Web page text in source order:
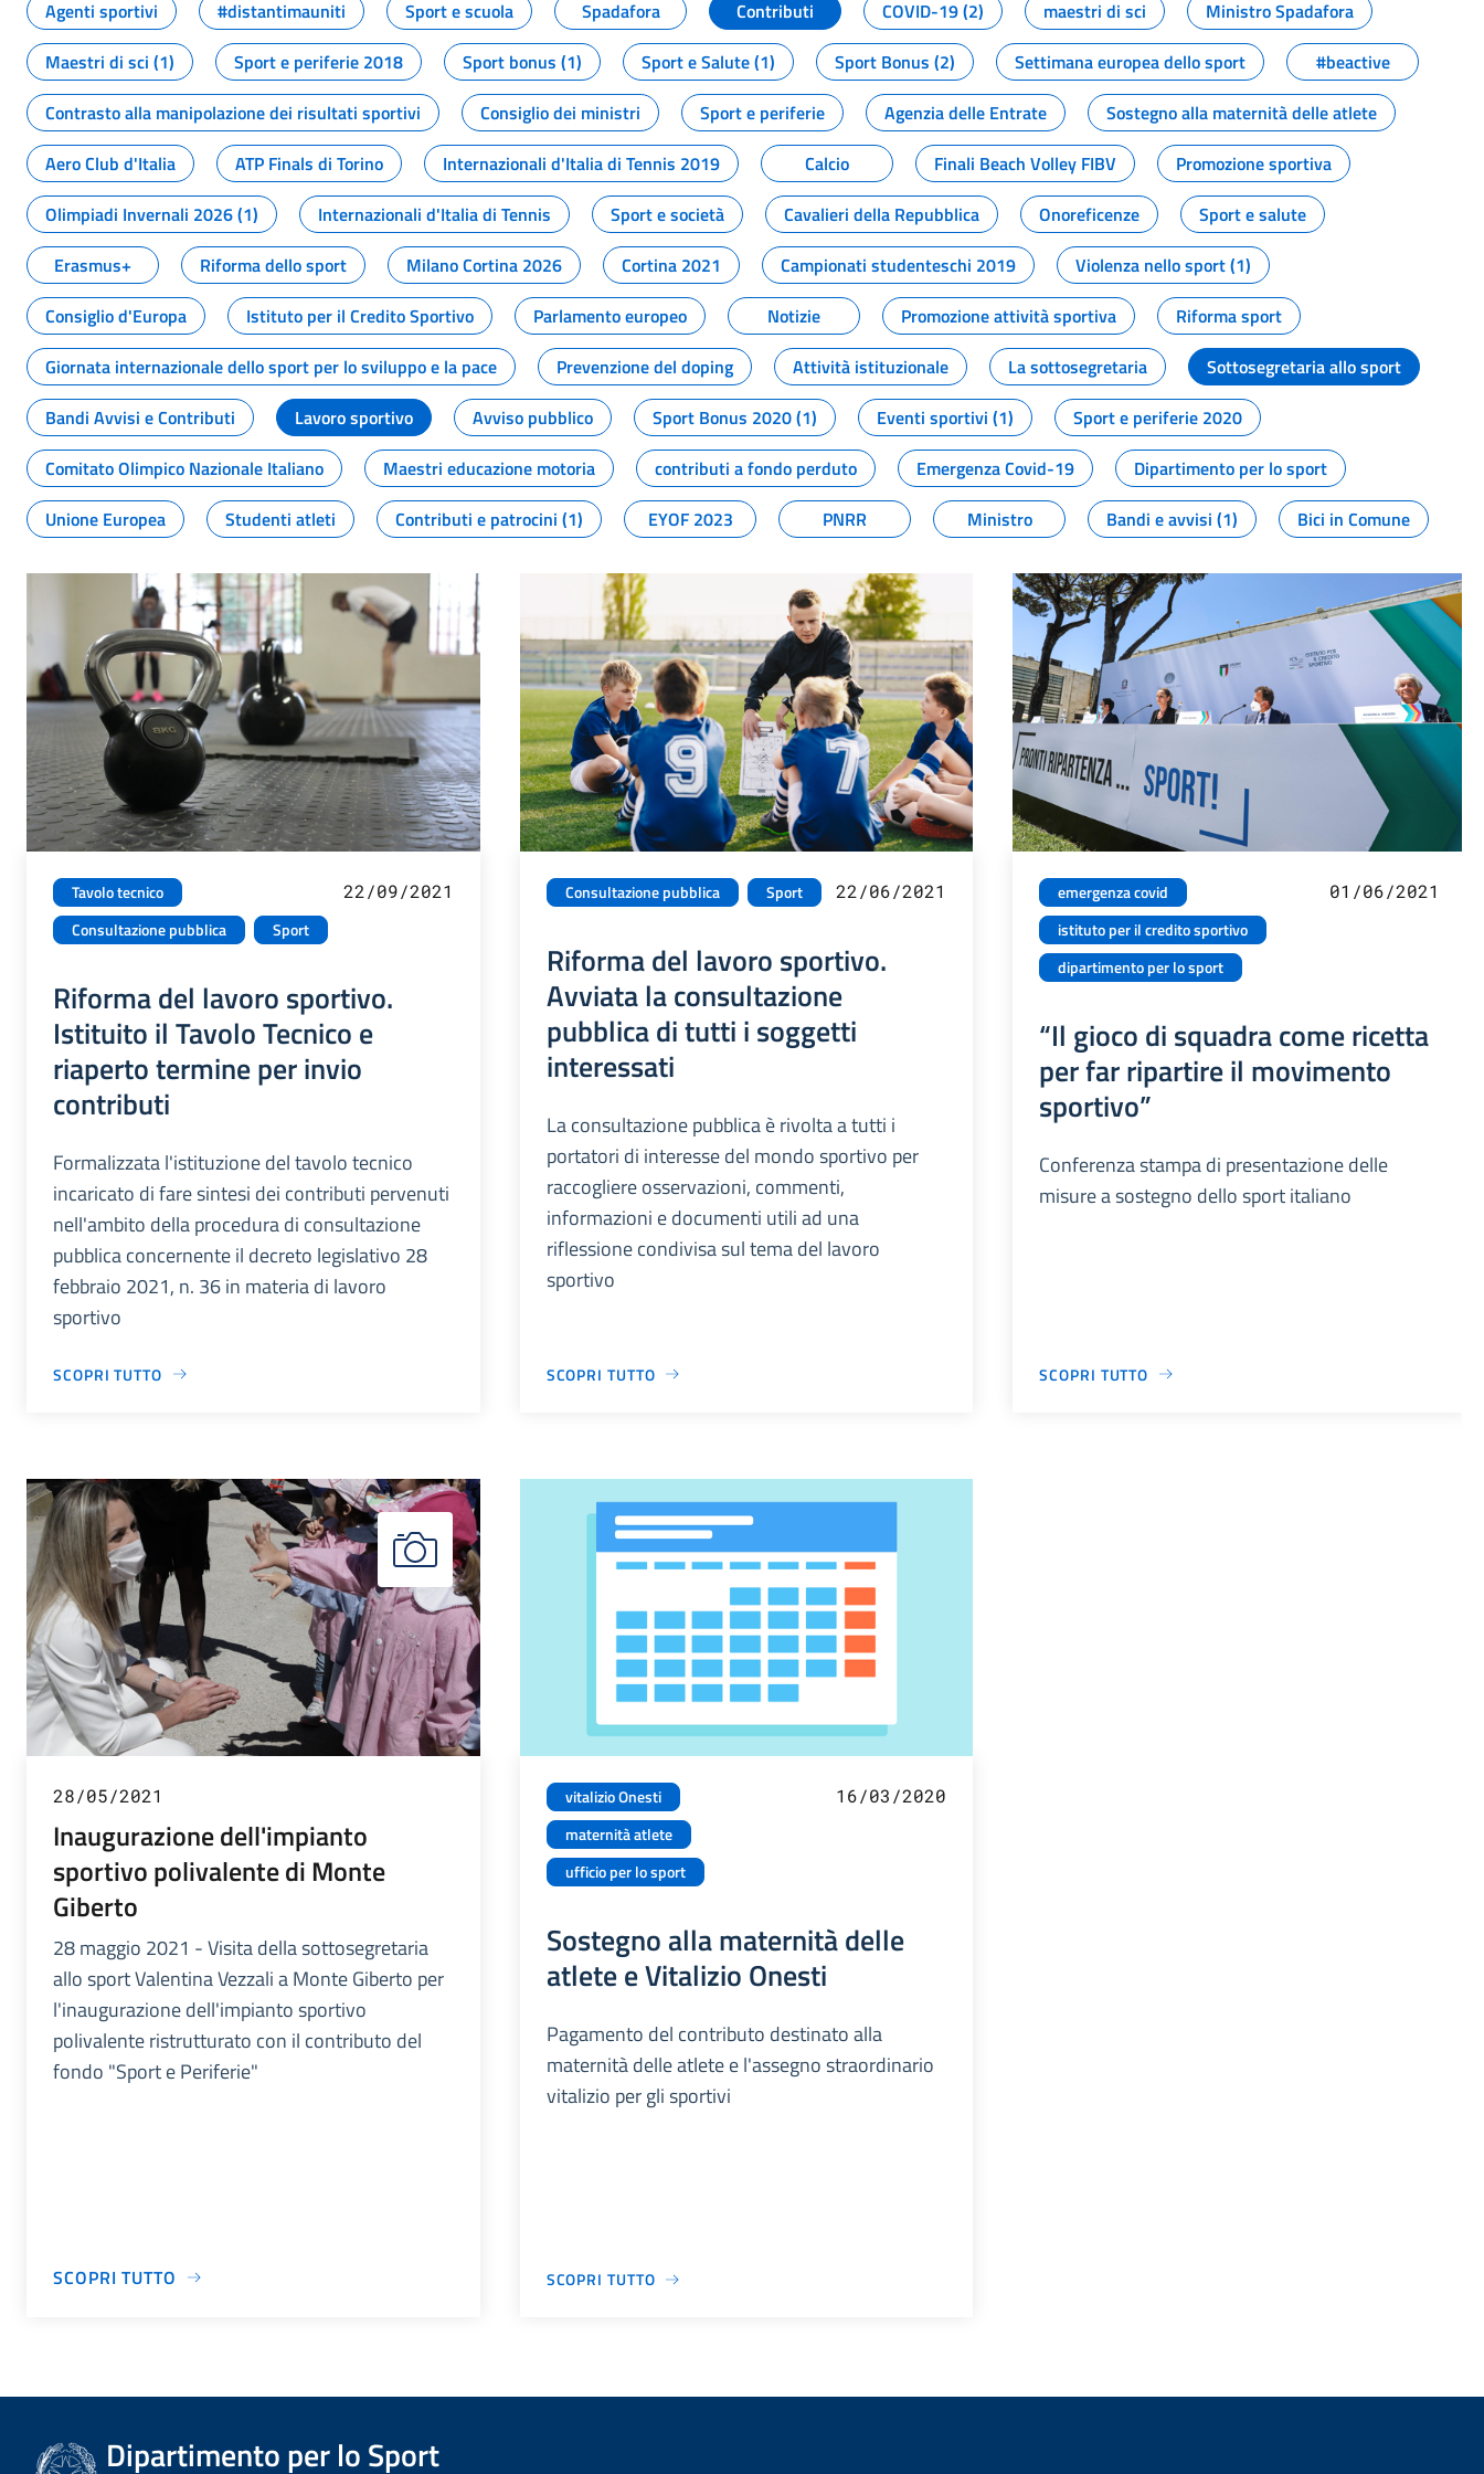
Agenti sportivi
#distantimauniti Sport e scuola Spadafora Contributi COVID-19 (2) maestri di sci
Ministro Spadafora
Maestri di sci (1)
Sport e periferie 2018 Sport bonus (1) Sport e Salute (1) Sport Bonus (2) Settimana europea dello sport
#beactive
Contrasto alla manipolazione dei risultati sportivi
Consiglio dei ministri Sport e periferie Agenzia delle Entrate
Sostegno alla maternità delle atlete
Aero Club d'Italia
ATP Finals di Torino Internazionali d'Italia di Tennis 2019 Calcio Finali Beach Volley FIBV
Promozione sportiva
Olimpiadi Invernali 2026 (1)
Internazionali d'Italia di Tennis Sport e società Cavalieri della Repubblica Onoreficenze
Sport e salute
Erasmus+
Riforma dello sport Milano Cortina 2026 Cortina 2021 Campionati studenteschi 2019
Violenza nello sport (1)
Consiglio d'Europa
Istituto per il Credito Sportivo Parlamento europeo Notizie Promozione attività sportiva
Riforma sport
Giornata internazionale dello sport per lo sviluppo e la pace
Prevenzione del doping Attività istituzionale La sottosegretaria
Sottosegretaria allo sport
Bandi Avvisi e Contributi
Lavoro sportivo Avviso pubblico Sport Bonus 2020 (1) Eventi sportivi (1)
Sport e periferie 2020
Comitato Olimpico Nazionale Italiano
Maestri educazione motoria contributi a fondo perduto Emergenza Covid-19
Dipartimento per lo sport
Unione Europea
Studenti atleti Contributi e patrocini (1) EYOF 2023 PNRR Ministro Bandi e avvisi (1) Bici in Comune
Tavolo tecnico
Consultazione pubblica
Sport
22/09/2021
Riforma del lavoro sportivo.
Istituito il Tavolo Tecnico e
riaperto termine per invio
contributi
Formalizzata l'istituzione del tavolo tecnico
incaricato di fare sintesi dei contributi pervenuti
nell'ambito della procedura di consultazione
pubblica concernente il decreto legislativo 28
febbraio 2021, n. 36 in materia di lavoro
sportivo
SCOPRI TUTTO
Consultazione pubblica Sport 22/06/2021
Riforma del lavoro sportivo.
Avviata la consultazione
pubblica di tutti i soggetti
interessati
La consultazione pubblica è rivolta a tutti i
portatori di interesse del mondo sportivo per
raccogliere osservazioni, commenti,
informazioni e documenti utili ad una
riflessione condivisa sul tema del lavoro
sportivo
SCOPRI TUTTO
emergenza covid
istituto per il credito sportivo
dipartimento per lo sport
01/06/2021
“Il gioco di squadra come ricetta
per far ripartire il movimento
sportivo”
Conferenza stampa di presentazione delle
misure a sostegno dello sport italiano
SCOPRI TUTTO
28/05/2021
Inaugurazione dell'impianto
sportivo polivalente di Monte
Giberto
28 maggio 2021 - Visita della sottosegretaria
allo sport Valentina Vezzali a Monte Giberto per
l'inaugurazione dell'impianto sportivo
polivalente ristrutturato con il contributo del
fondo "Sport e Periferie"
SCOPRI TUTTO
vitalizio Onesti
maternità atlete
ufficio per lo sport
16/03/2020
Sostegno alla maternità delle
atlete e Vitalizio Onesti
Pagamento del contributo destinato alla
maternità delle atlete e l'assegno straordinario
vitalizio per gli sportivi
SCOPRI TUTTO
Dipartimento per lo Sport